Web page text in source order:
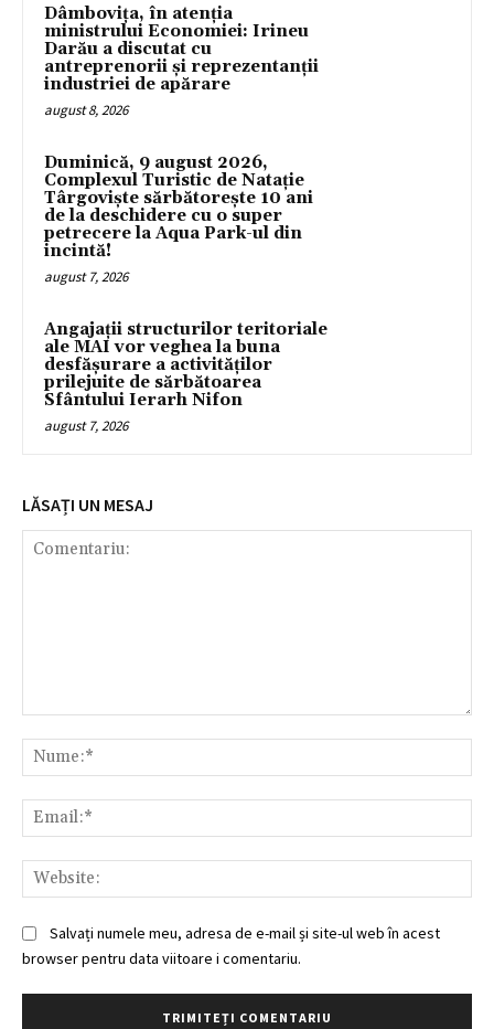
Dâmbovița, în atenția
ministrului Economiei: Irineu
Darău a discutat cu
antreprenorii și reprezentanții
industriei de apărare
august 8, 2026
Duminică, 9 august 2026,
Complexul Turistic de Natație
Târgoviște sărbătorește 10 ani
de la deschidere cu o super
petrecere la Aqua Park-ul din
incintă!
august 7, 2026
Angajații structurilor teritoriale
ale MAI vor veghea la buna
desfășurare a activităților
prilejuite de sărbătoarea
Sfântului Ierarh Nifon
august 7, 2026
LĂSAȚI UN MESAJ
Salvați numele meu, adresa de e-mail și site-ul web în acest
browser pentru data viitoare i comentariu.